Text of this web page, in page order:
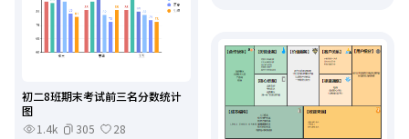
初二8班期末考试前三名分数统计
图
1.4k
305
28